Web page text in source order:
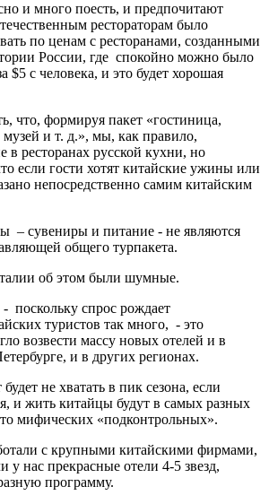
и много поесть, и предпочитают
рестораторам было
по ценам с ресторанами, созданными
России, где спокойно можно было
$5 с человека, и это будет хорошая
что, формируя пакет «гостиница,
и т. д.», мы, как правило,
в ресторанах русской кухни, но
если гости хотят китайские ужины или
непосредственно самим китайским
– сувениры и питание - не являются
общего турпакета.
об этом были шумные.
- поскольку спрос рождает
туристов так много, - это
возвести массу новых отелей и в
и в других регионах.
не хватать в пик сезона, если
и жить китайцы будут в самых разных
мифических «подконтрольных».
с крупными китайскими фирмами,
у нас прекрасные отели 4-5 звезд,
программу.